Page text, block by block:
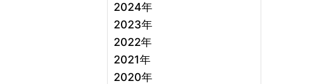
2024年
2023年
2022年
2021年
2020年